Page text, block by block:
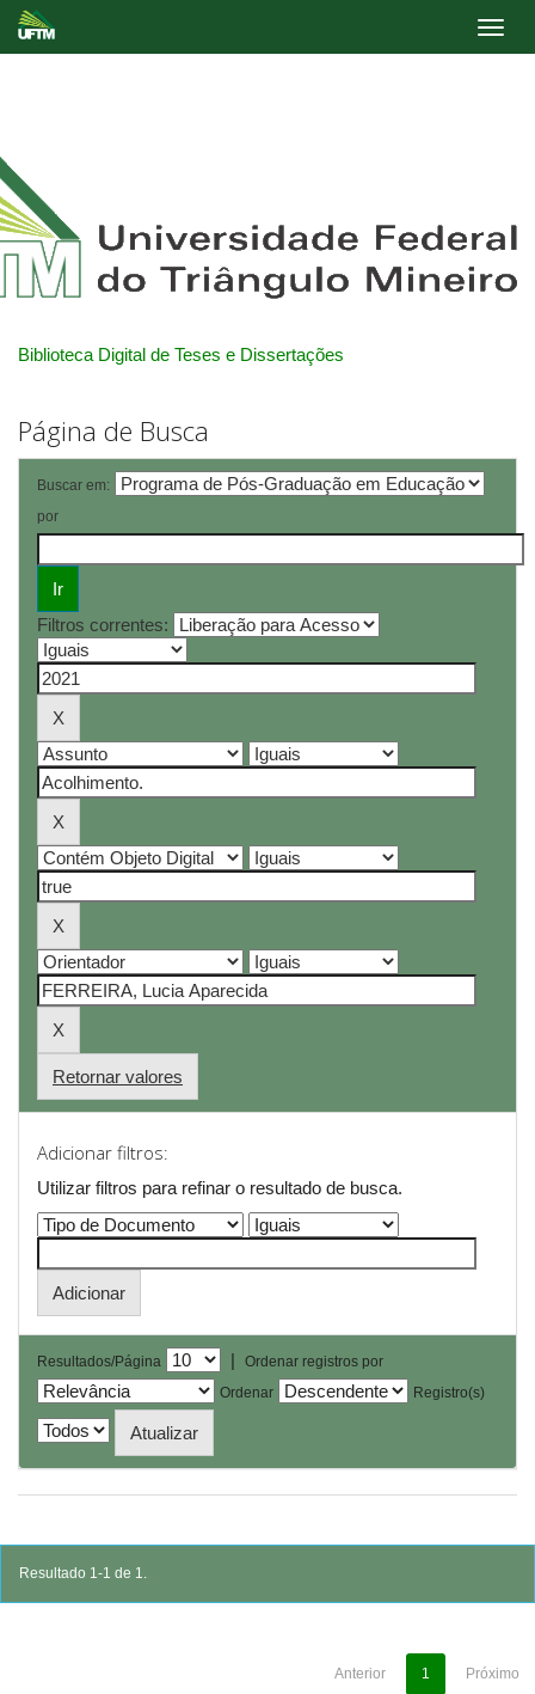
Biblioteca Digital de Teses e Dissertações
Página de Busca
Buscar em:
por
Filtros correntes:
Retornar valores
Adicionar filtros:
Utilizar filtros para refinar o resultado de busca.
Resultados/Página |
Ordenar registros por
Ordenar
Registro(s)
Resultado 1-1 de 1.
Anterior 1 Próximo